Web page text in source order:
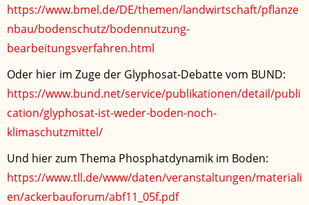
https://www.bmel.de/DE/themen/landwirtschaft/pflanze
nbau/bodenschutz/bodennutzung-
bearbeitungsverfahren.html
Oder hier im Zuge der Glyphosat-Debatte vom BUND:
https://www.bund.net/service/publikationen/detail/publi
cation/glyphosat-ist-weder-boden-noch-
klimaschutzmittel/
Und hier zum Thema Phosphatdynamik im Boden:
https://www.tll.de/www/daten/veranstaltungen/materiali
en/ackerbauforum/abf11_05f.pdf